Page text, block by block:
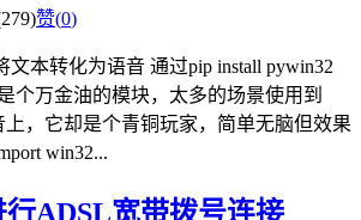
赞(0)
文本转化为语音 通过pip install pywin32
个万金油的模块，太多的场景使用到
，它却是个青铜玩家，简单无脑但效果
win32...
ADSL宽带拨号连接